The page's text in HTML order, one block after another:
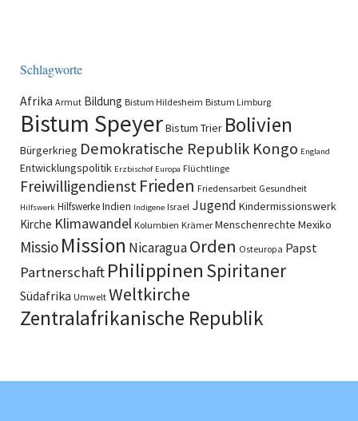
Schlagworte
Afrika Armut Bildung Bistum Hildesheim Bistum Limburg
Bistum SpeyerBistum Trier Bolivien
Bürgerkrieg Demokratische Republik Kongo England
Entwicklungspolitik Erzbischof Europa Flüchtlinge
Freiwilligendienst Frieden Friedensarbeit Gesundheit
Hilfswerk HilfswerkeIndien Indigene Israel Jugend Kindermissionswerk
Kirche Klimawandel Kolumbien Krämer Menschenrechte Mexiko
Missio Mission NicaraguaOrden Osteuropa Papst
Partnerschaft Philippinen Spiritaner
Südafrika Umwelt Weltkirche
Zentralafrikanische Republik